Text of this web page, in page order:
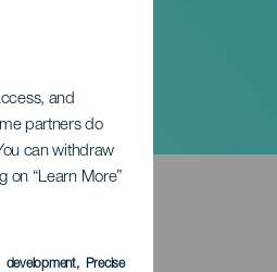
and
partners do
can withdraw
on “Learn More”
development, Precise